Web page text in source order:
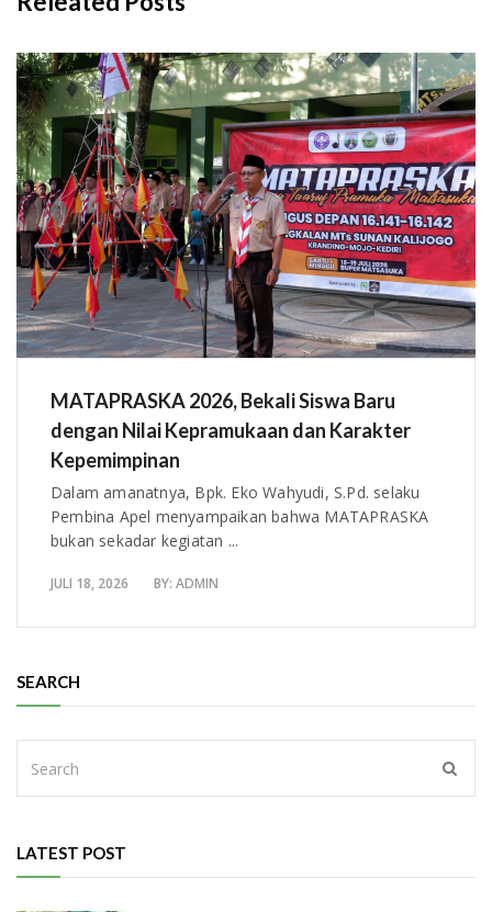
MATAPRASKA 2026, Bekali Siswa Baru
dengan Nilai Kepramukaan dan Karakter
Kepemimpinan
Dalam amanatnya, Bpk. Eko Wahyudi, S.Pd. selaku
Pembina Apel menyampaikan bahwa MATAPRASKA
bukan sekadar kegiatan ...
JULI 18, 2026 BY: ADMIN
SEARCH
LATEST POST